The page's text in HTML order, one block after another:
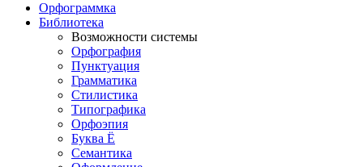
Орфограммка
Библиотека
Возможности системы
Орфография
Пунктуация
Грамматика
Стилистика
Типографика
Орфоэпия
Буква Ё
Семантика